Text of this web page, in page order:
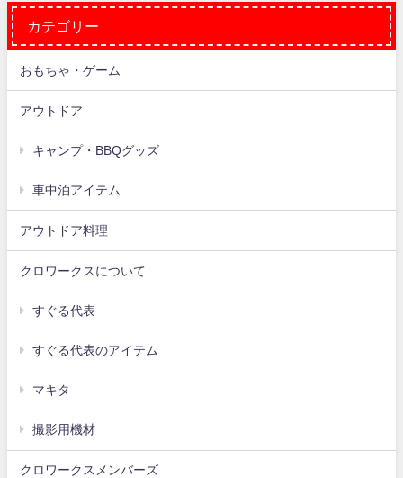
カテゴリー
おもちゃ・ゲーム
アウトドア
キャンプ・BBQグッズ
車中泊アイテム
アウトドア料理
クロワークスについて
すぐる代表
すぐる代表のアイテム
マキタ
撮影用機材
クロワークスメンバーズ